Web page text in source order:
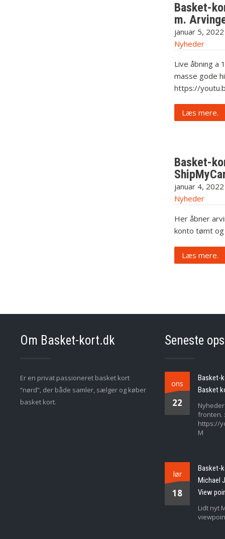
Basket-
m.
januar 5, 2022
Nyheder
Live åbning a
masse gode
https://
Læs mere.
Basket-
januar 4, 2022
Nyheder
Her åbner
konto tømt
Læs mere.
Om Basket-kort.dk
Er en privat passioneret basket kort
“nørd”, der både samler, sælger og køber
basket kort.
Seneste
ons
22
Basket-
Basket
fronten.
https://
M
lør
18
Basket-
Michael
View
Lidt nyt